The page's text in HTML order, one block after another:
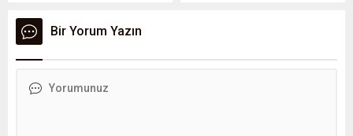
cezasına çarptırıldığı
bildirildi.Bir Yorum Yazın